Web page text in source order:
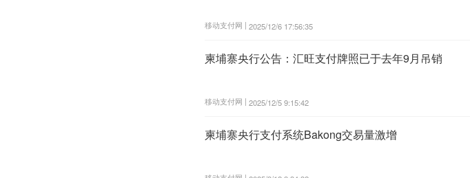
移动支付网 | 2025/12/6 17:56:35
柬埔寨央行公告：汇旺支付牌照已于去年9月吊销
移动支付网 | 2025/12/5 9:15:42
柬埔寨央行支付系统Bakong交易量激增